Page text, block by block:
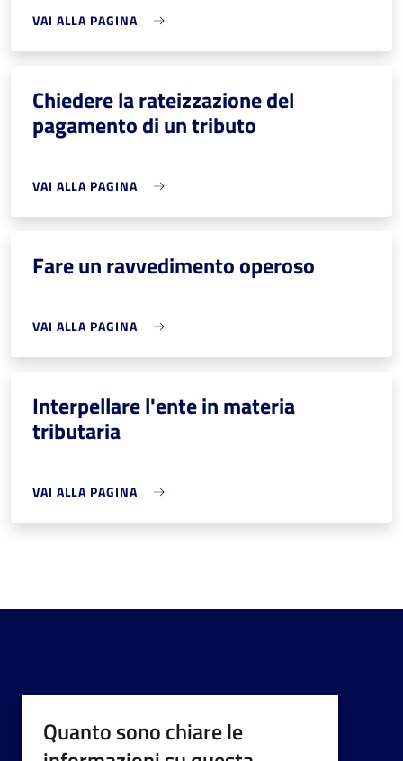
VAI ALLA PAGINA
Chiedere la rateizzazione del
pagamento di un tributo
VAI ALLA PAGINA
Fare un ravvedimento operoso
VAI ALLA PAGINA
Interpellare l'ente in materia
tributaria
VAI ALLA PAGINA
Quanto sono chiare le